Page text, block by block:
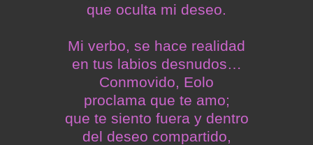
que oculta mi deseo.
Mi verbo, se hace realidad
en tus labios desnudos…
Conmovido, Eolo
proclama que te amo;
que te siento fuera y dentro
del deseo compartido,